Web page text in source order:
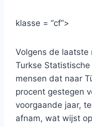
klasse = “cf”>
Volgens de
Turkse
mensen dat naar
procent gestegen
voorgaande jaar,
afnam, wat wijst